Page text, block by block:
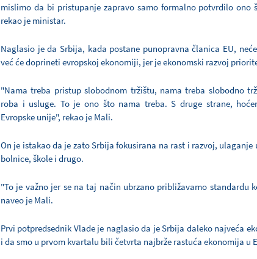
mislimo da bi pristupanje zapravo samo formalno potvrdilo ono
rekao je ministar.
Naglasio je da Srbija, kada postane punopravna članica EU,
već će doprineti evropskoj ekonomiji, jer je ekonomski razvoj
"Nama treba pristup slobodnom tržištu, nama treba slobodno
roba i usluge. To je ono što nama treba. S druge strane,
Evropske unije", rekao je Mali.
On je istakao da je zato Srbija fokusirana na rast i razvoj,
bolnice, škole i drugo.
"To je važno jer se na taj način ubrzano približavamo standardu
naveo je Mali.
Prvi potpredsednik Vlade je naglasio da je Srbija daleko najveća
i da smo u prvom kvartalu bili četvrta najbrže rastuća ekonomija u